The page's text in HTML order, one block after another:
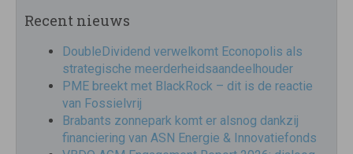
Recent nieuws
DoubleDividend verwelkomt Econopolis als
strategische meerderheidsaandeelhouder
PME breekt met BlackRock – dit is de reactie
van Fossielvrij
Brabants zonnepark komt er alsnog dankzij
financiering van ASN Energie & Innovatiefonds